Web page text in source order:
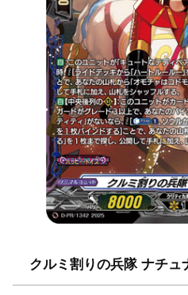
クルミ割りの兵隊 ナチュ